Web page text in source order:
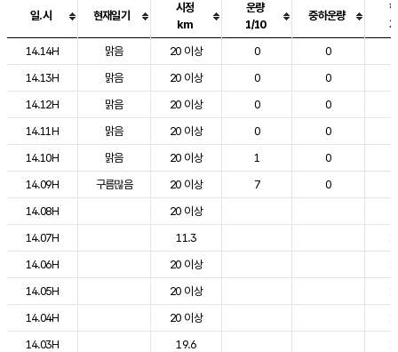
도시별 기상실황표로 지점, 날씨, 기온, 강수, 바람, 기압등을 안내한 표입
일.시 현재일기
시정
km
운량
1/10
중하운량
14.14H
맑음 20 이상 0 0
14.13H
맑음 20 이상 0 0
14.12H
맑음 20 이상 0 0
14.11H
맑음 20 이상 0 0
14.10H
맑음 20 이상 1 0
14.09H
구름많음 20 이상 7 0
14.08H
20 이상
14.07H
11.3
14.06H
20 이상
14.05H
20 이상
14.04H
20 이상
14.03H
19.6